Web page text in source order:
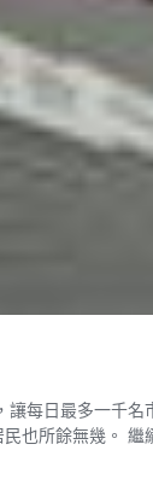
每日最多一千
也所餘無幾。 繼